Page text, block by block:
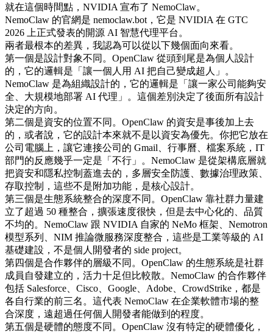
就在這個時間點，NVIDIA 宣布了 NemoClaw。
NemoClaw 的官網是 nemoclaw.bot，它是 NVIDIA 在 GTC
2026 上正式發表的開源 AI 智慧代理平台。
兩者最根本的差異，我認為可以從以下幾個面向來看。
第一個是設計對象不同。OpenClaw 從頭到尾是為個人設計
的，它的邏輯是「讓一個人用 AI 把自己變成超人」。
NemoClaw 是為組織設計的，它的邏輯是「讓一家公司能夠安
全、大規模地部署 AI 代理」。這個差別決定了後面所有設計
決定的方向。
第二個是資安的位置不同。OpenClaw 的資安是事後加上去
的，或者說，它的設計本來就不是以資安為優先。你把它放在
公司電腦上，讓它連接公司的 Gmail、行事曆、檔案系統，IT
部門的反應幾乎一定是「不行」。NemoClaw 是從架構底層就
把資安和隱私控制蓋進去的，多層安全防護、數據治理政策、
存取控制，這些不是附加功能，是核心設計。
第三個是生態系統整合的深度不同。OpenClaw 靠社群力量建
立了超過 50 種整合，擴張速度很快，但是去中心化的、品質
不均的。NemoClaw 跟 NVIDIA 自家的 NeMo 框架、Nemotron
模型系列、NIM 推論微服務深度整合，這些是工業等級的 AI
基礎建設，不是個人開發者的 side project。
第四個是合作夥伴的層級不同。OpenClaw 的生態系統是社群
成員自發建立的，活力十足但比較散。NemoClaw 的合作夥伴
包括 Salesforce、Cisco、Google、Adobe、CrowdStrike，都是
各自行業的前三名。這代表 NemoClaw 在企業軟體市場的整
合深度，遠超過任何個人開發者能做到的程度。
第五個是硬體的態度不同。OpenClaw 沒有特定的硬體優化，